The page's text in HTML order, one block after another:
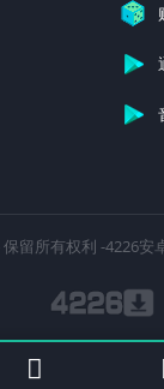
留所有权利 -4226安